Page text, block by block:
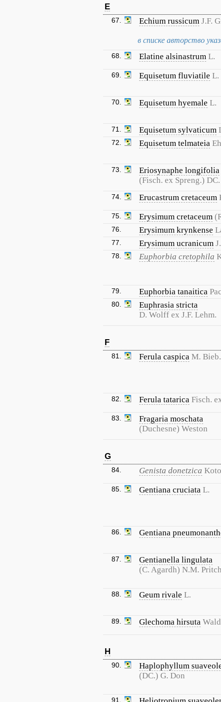
E
67. Echium russicum J.F.
в списке авторство
68. Elatine alsinastrum L.
69. Equisetum fluviatile L.
70. Equisetum hyemale L.
71. Equisetum sylvaticum
72. Equisetum telmateia
73.
Eriosynaphe longifolia
(Fisch. ex Spreng.) DC.
74. Erucastrum cretaceum
75. Erysimum cretaceum
76. Erysimum krynkense
77. Erysimum ucranicum
78. Euphorbia cretophila
79. Euphorbia tanaitica
80.
Euphrasia stricta
D. Wolff ex J.F. Lehm.
F
81. Ferula caspica M. Bieb.
82. Ferula tatarica Fisch.
83.
Fragaria moschata
(Duchesne) Weston
G
84. Genista donetzica
85. Gentiana cruciata L.
86. Gentiana
87.
Gentianella lingulata
(C. Agardh) N.M.
88. Geum rivale L.
89. Glechoma hirsuta
H
90.
Haplophyllum
(DC.) G. Don
91.